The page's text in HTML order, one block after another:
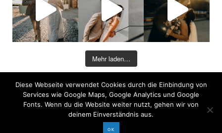
Mehr laden…
©2026 COPYRIGHT DAVID KOHLRUSS
Diese Webseite verwendet Cookies durch die Einbindung von
Services wie Google Maps, Google Analytics und Google
Fonts. Wenn du die Website weiter nutzt, gehen wir von
deinem Einverständnis aus.
OK